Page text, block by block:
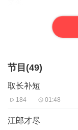
节目(49)
取长补短
184 01:48
江郎才尽